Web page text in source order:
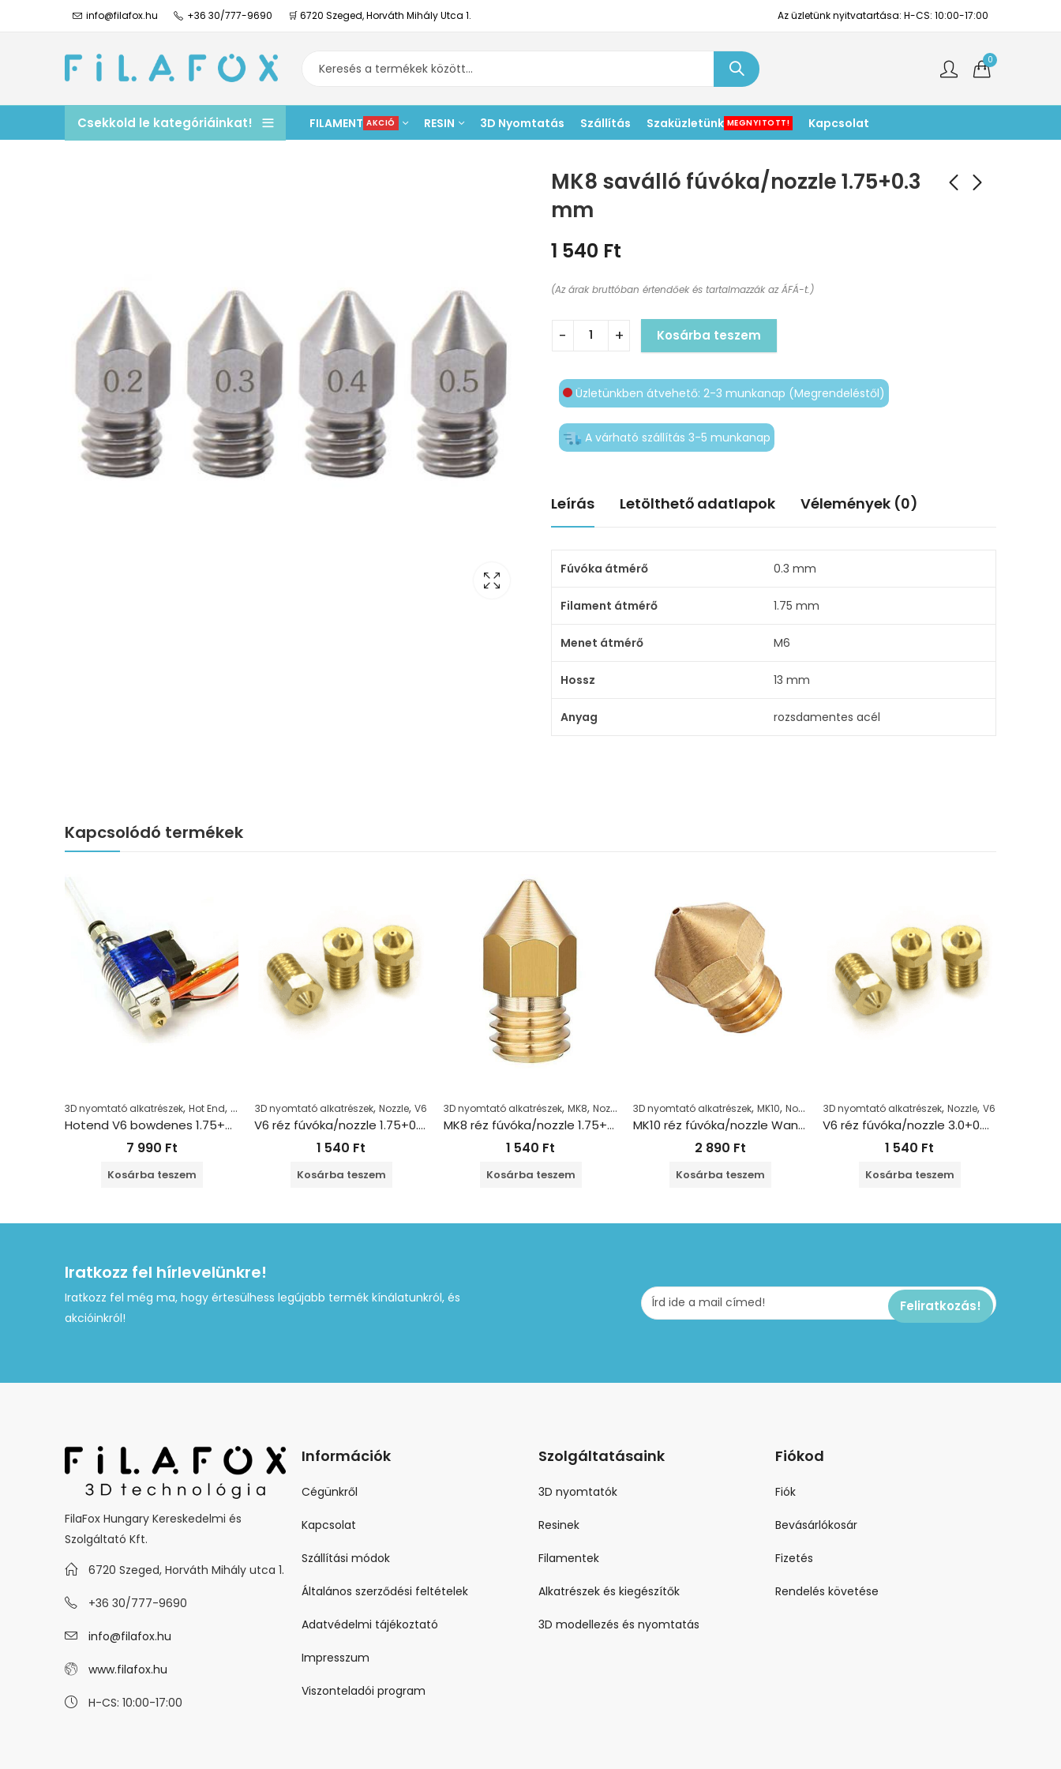
info@filafox.hu +36 30/777-9690 🛒 6720 Szeged, Horváth Mihály Utca 1. Az üzletünk nyitvatartása: H-CS: 10:00-17:00
0
Csekkold le kategóriáinkat! FILAMENT AKCIÓ RESIN 3D Nyomtatás Szállítás Szaküzletünk MEGNYITOTT! Kapcsolat
MK8 saválló fúvóka/nozzle 1.75+0.3
mm
1 540 Ft
(Az árak bruttóban értendőek és tartalmazzák az ÁFÁ-t.)
Kosárba teszem
Üzletünkben átvehető: 2-3 munkanap (Megrendeléstől)
A várható szállítás 3-5 munkanap
Leírás Letölthető adatlapok Vélemények (0)
Fúvóka átmérő 0.3 mm
Filament átmérő 1.75 mm
Menet átmérő M6
Hossz 13 mm
Anyag rozsdamentes acél
Kapcsolódó termékek
3D nyomtató alkatrészek, Hot End, Hot End, Extruder
Hotend V6 bowdenes 1.75+0.4mm + 1m bowden 12V
7 990 Ft
Kosárba teszem
3D nyomtató alkatrészek, Nozzle, V6
V6 réz fúvóka/nozzle 1.75+0.35 mm
1 540 Ft
Kosárba teszem
3D nyomtató alkatrészek, MK8, Nozzle
MK8 réz fúvóka/nozzle 1.75+0.3mm
1 540 Ft
Kosárba teszem
3D nyomtató alkatrészek, MK10, Nozzle
MK10 réz fúvóka/nozzle Wanhao 1.75+0.5mm
2 890 Ft
Kosárba teszem
3D nyomtató alkatrészek, Nozzle, V6
V6 réz fúvóka/nozzle 3.0+0.4 mm
1 540 Ft
Kosárba teszem
Iratkozz fel hírlevelünkre!
Iratkozz fel még ma, hogy értesülhess legújabb termék kínálatunkról, és
akcióinkról!
FilaFox Hungary Kereskedelmi és
Szolgáltató Kft.
6720 Szeged, Horváth Mihály utca 1.
+36 30/777-9690
info@filafox.hu
www.filafox.hu
H-CS: 10:00-17:00
Információk
Cégünkről
Kapcsolat
Szállítási módok
Általános szerződési feltételek
Adatvédelmi tájékoztató
Impresszum
Viszonteladói program
Szolgáltatásaink
3D nyomtatók
Resinek
Filamentek
Alkatrészek és kiegészítők
3D modellezés és nyomtatás
Fiókod
Fiók
Bevásárlókosár
Fizetés
Rendelés követése